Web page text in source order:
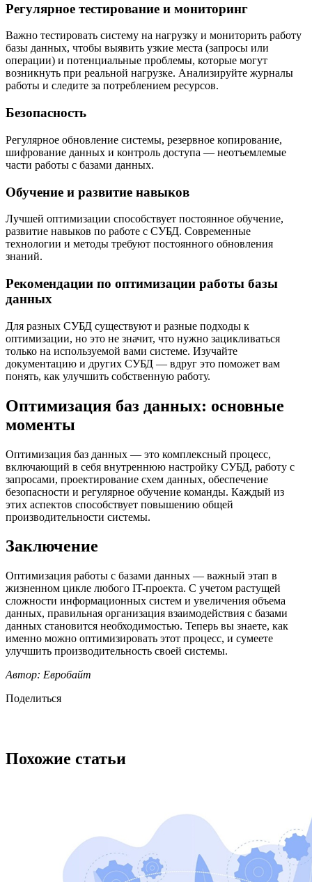
Регулярное тестирование и мониторинг
Важно тестировать систему на нагрузку и мониторить работу
базы данных, чтобы выявить узкие места (запросы или
операции) и потенциальные проблемы, которые могут
возникнуть при реальной нагрузке. Анализируйте журналы
работы и следите за потреблением ресурсов.
Безопасность
Регулярное обновление системы, резервное копирование,
шифрование данных и контроль доступа — неотъемлемые
части работы с базами данных.
Обучение и развитие навыков
Лучшей оптимизации способствует постоянное обучение,
развитие навыков по работе с СУБД. Современные
технологии и методы требуют постоянного обновления
знаний.
Рекомендации по оптимизации работы базы
данных
Для разных СУБД существуют и разные подходы к
оптимизации, но это не значит, что нужно зацикливаться
только на используемой вами системе. Изучайте
документацию и других СУБД — вдруг это поможет вам
понять, как улучшить собственную работу.
Оптимизация баз данных: основные
моменты
Оптимизация баз данных — это комплексный процесс,
включающий в себя внутреннюю настройку СУБД, работу с
запросами, проектирование схем данных, обеспечение
безопасности и регулярное обучение команды. Каждый из
этих аспектов способствует повышению общей
производительности системы.
Заключение
Оптимизация работы с базами данных — важный этап в
жизненном цикле любого IT-проекта. С учетом растущей
сложности информационных систем и увеличения объема
данных, правильная организация взаимодействия с базами
данных становится необходимостью. Теперь вы знаете, как
именно можно оптимизировать этот процесс, и сумеете
улучшить производительность своей системы.
Автор: Евробайт
Поделиться
Похожие статьи